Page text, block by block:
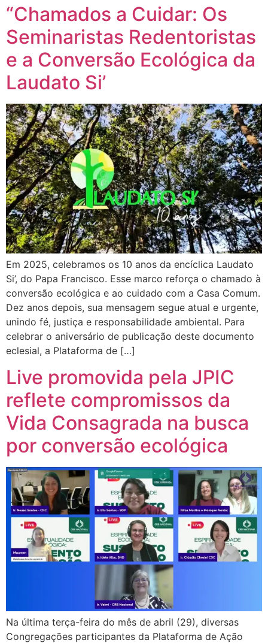
“Chamados a Cuidar: Os
Seminaristas Redentoristas
e a Conversão Ecológica da
Laudato Si’
Em 2025, celebramos os 10 anos da encíclica Laudato
Si’, do Papa Francisco. Esse marco reforça o chamado à
conversão ecológica e ao cuidado com a Casa Comum.
Dez anos depois, sua mensagem segue atual e urgente,
unindo fé, justiça e responsabilidade ambiental. Para
celebrar o aniversário de publicação deste documento
eclesial, a Plataforma de […]
Live promovida pela JPIC
reflete compromissos da
Vida Consagrada na busca
por conversão ecológica
Na última terça-feira do mês de abril (29), diversas
Congregações participantes da Plataforma de Ação